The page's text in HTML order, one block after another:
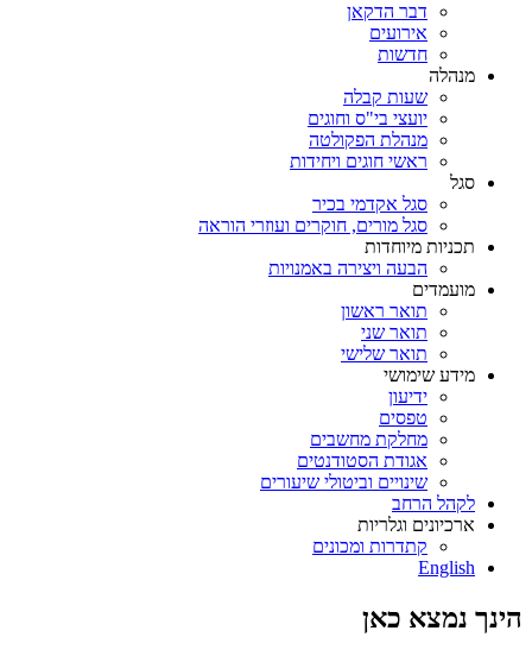
דבר הדקאן
אירועים
חדשות
מנהלה
שעות קבלה
יועצי בי"ס וחוגים
מנהלת הפקולטה
ראשי חוגים ויחידות
סגל
סגל אקדמי בכיר
סגל מורים, חוקרים ועוזרי הוראה
תכניות מיוחדות
הבעה ויצירה באמנויות
מועמדים
תואר ראשון
תואר שני
תואר שלישי
מידע שימושי
ידיעון
טפסים
מחלקת מחשבים
אגודת הסטודנטים
שינויים וביטולי שיעורים
לקהל הרחב
ארכיונים וגלריות
קתדרות ומכונים
English
הינך נמצא כאן